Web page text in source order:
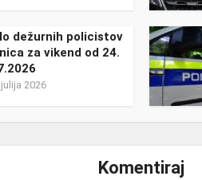
dežurnih policistov
za vikend od 24.
2026
Komentiraj